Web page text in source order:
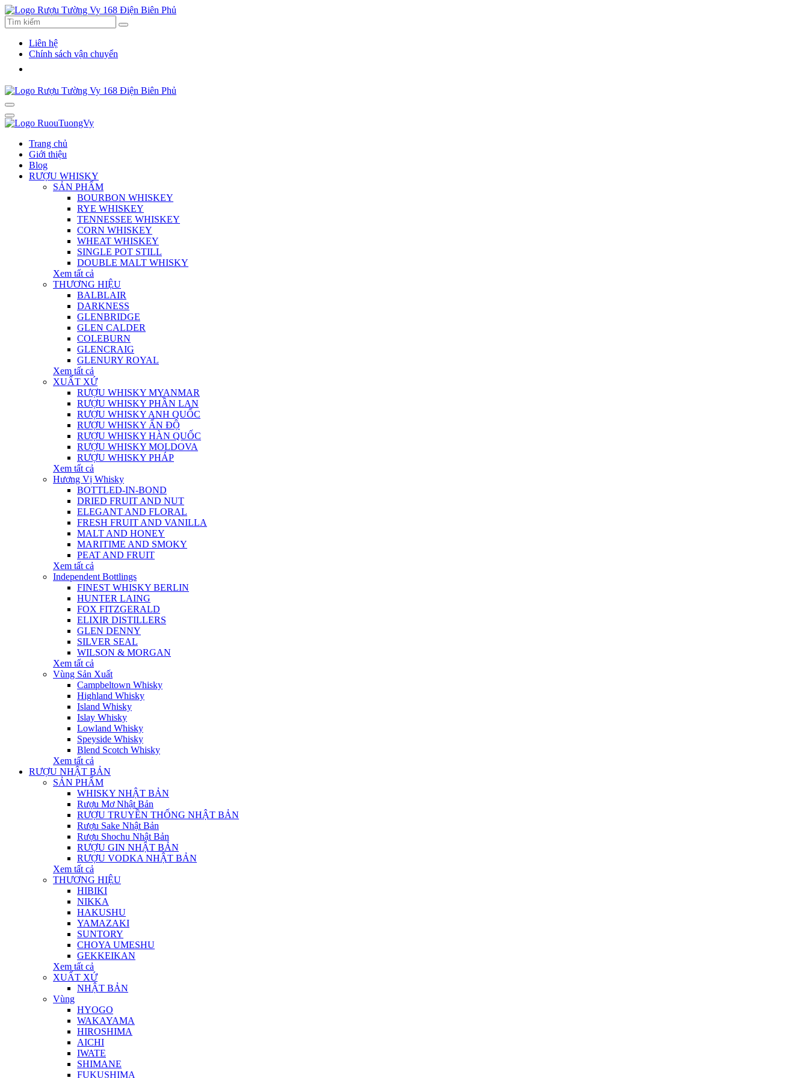
Liên hệ
Chính sách vận chuyển
Trang chủ
Giới thiệu
Blog
RƯỢU WHISKY
SẢN PHẨM
BOURBON WHISKEY
RYE WHISKEY
TENNESSEE WHISKEY
CORN WHISKEY
WHEAT WHISKEY
SINGLE POT STILL
DOUBLE MALT WHISKY
Xem tất cả
THƯƠNG HIỆU
BALBLAIR
DARKNESS
GLENBRIDGE
GLEN CALDER
COLEBURN
GLENCRAIG
GLENURY ROYAL
Xem tất cả
XUẤT XỨ
RƯỢU WHISKY MYANMAR
RƯỢU WHISKY PHẦN LAN
RƯỢU WHISKY ANH QUỐC
RƯỢU WHISKY ẤN ĐỘ
RƯỢU WHISKY HÀN QUỐC
RƯỢU WHISKY MOLDOVA
RƯỢU WHISKY PHÁP
Xem tất cả
Hương Vị Whisky
BOTTLED-IN-BOND
DRIED FRUIT AND NUT
ELEGANT AND FLORAL
FRESH FRUIT AND VANILLA
MALT AND HONEY
MARITIME AND SMOKY
PEAT AND FRUIT
Xem tất cả
Independent Bottlings
FINEST WHISKY BERLIN
HUNTER LAING
FOX FITZGERALD
ELIXIR DISTILLERS
GLEN DENNY
SILVER SEAL
WILSON & MORGAN
Xem tất cả
Vùng Sản Xuất
Campbeltown Whisky
Highland Whisky
Island Whisky
Islay Whisky
Lowland Whisky
Speyside Whisky
Blend Scotch Whisky
Xem tất cả
RƯỢU NHẬT BẢN
SẢN PHẨM
WHISKY NHẬT BẢN
Rượu Mơ Nhật Bản
RƯỢU TRUYỀN THỐNG NHẬT BẢN
Rượu Sake Nhật Bản
Rượu Shochu Nhật Bản
RƯỢU GIN NHẬT BẢN
RƯỢU VODKA NHẬT BẢN
Xem tất cả
THƯƠNG HIỆU
HIBIKI
NIKKA
HAKUSHU
YAMAZAKI
SUNTORY
CHOYA UMESHU
GEKKEIKAN
Xem tất cả
XUẤT XỨ
NHẬT BẢN
Vùng
HYOGO
WAKAYAMA
HIROSHIMA
AICHI
IWATE
SHIMANE
FUKUSHIMA